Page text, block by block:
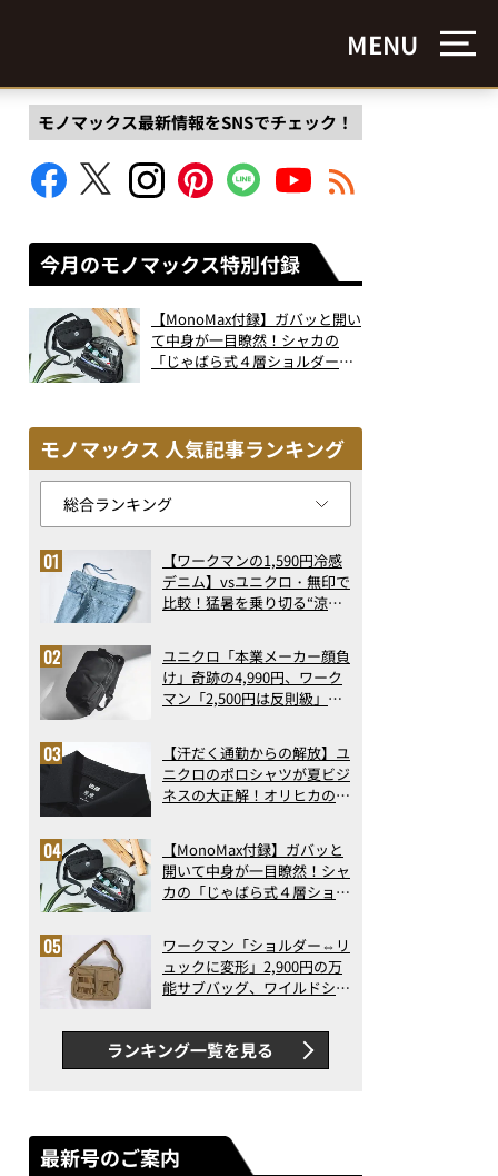
MENU
モノマックス最新情報をSNSでチェック！
今月のモノマックス特別付録
【MonoMax付録】ガバッと開い
て中身が一目瞭然！シャカの
「じゃばら式４層ショルダーバ
モノマックス 人気記事ランキング
【ワークマンの1,590円冷感
デニム】vsユニクロ・無印で
比較！猛暑を乗り切る“涼感
で決定版
ユニクロ「本業メーカー顔負
け」奇跡の4,990円、ワーク
マン「2,500円は反則級」凄
ト3】（2026年6月版）
【汗だく通勤からの解放】ユ
ニクロのポロシャツが夏ビジ
ネスの大正解！オリヒカの透
アの実力
【MonoMax付録】ガバッと
開いて中身が一目瞭然！シャ
カの「じゃばら式４層ショル
った！
ワークマン「ショルダー⇔リ
ュックに変形」2,900円の万
能サブバッグ、ワイルドシン
録…ほか【休日バッグの人気
記事ランキングベスト3】
（2026年6月版）
ランキング一覧を見る
最新号のご案内